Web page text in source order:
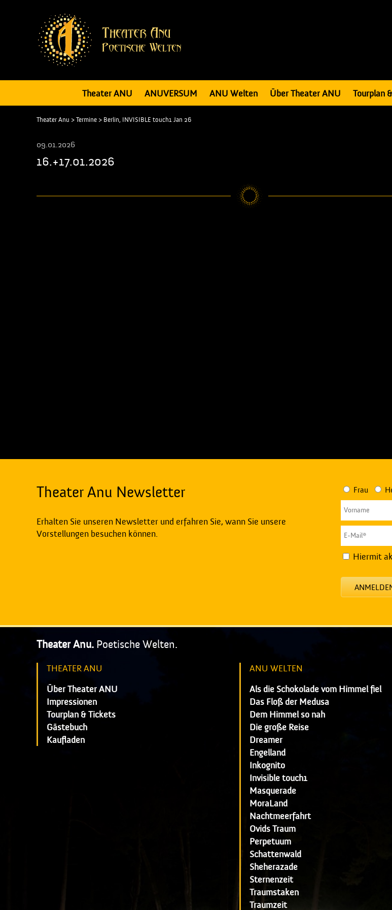
Theater ANU ANUVERSUM ANU Welten Über Theater ANU Tourplan
Theater Anu > Termine > Berlin, INVISIBLE touch1 Jan 26
09.01.2026
16.+17.01.2026
Theater Anu Newsletter
Erhalten Sie unseren Newsletter und erfahren Sie, wann Sie unsere
Vorstellungen besuchen können.
Frau
Hiermit
Theater Anu. Poetische Welten.
THEATER ANU
Über Theater ANU
Impressionen
Tourplan & Tickets
Gästebuch
Kaufladen
ANU WELTEN
Als die Schokolade vom Himmel fiel
Das Floß der Medusa
Dem Himmel so nah
Die große Reise
Dreamer
Engelland
Inkognito
Invisible touch1
Masquerade
MoraLand
Nachtmeerfahrt
Ovids Traum
Perpetuum
Schattenwald
Sheherazade
Sternenzeit
Traumstaken
Traumzeit